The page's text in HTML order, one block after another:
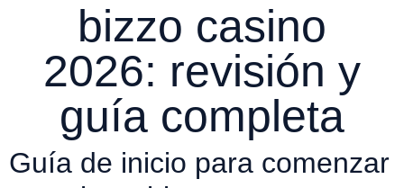
bizzo casino
2026: revisión y
guía completa
Guía de inicio para comenzar